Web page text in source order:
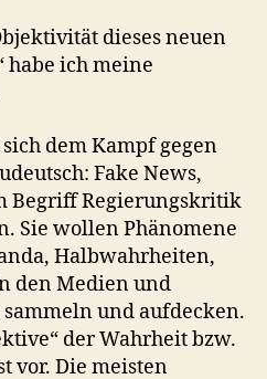
dieses neuen
habe ich meine
dem Kampf gegen
Fake News,
Begriff Regierungskritik
Sie wollen Phänomene
Halbwahrheiten,
den Medien und
und aufdecken.
der Wahrheit bzw.
vor. Die meisten